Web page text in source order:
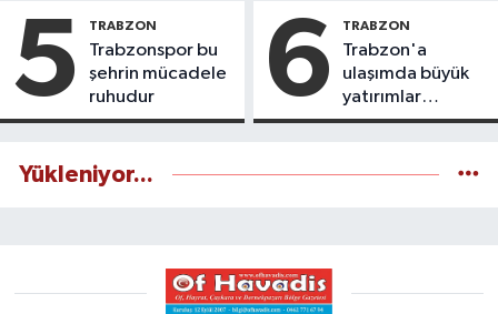
5 TRABZON
Trabzonspor bu
şehrin mücadele
ruhudur
6 TRABZON
Trabzon'a
ulaşımda büyük
yatırımlar
yapılıyor
Yükleniyor...